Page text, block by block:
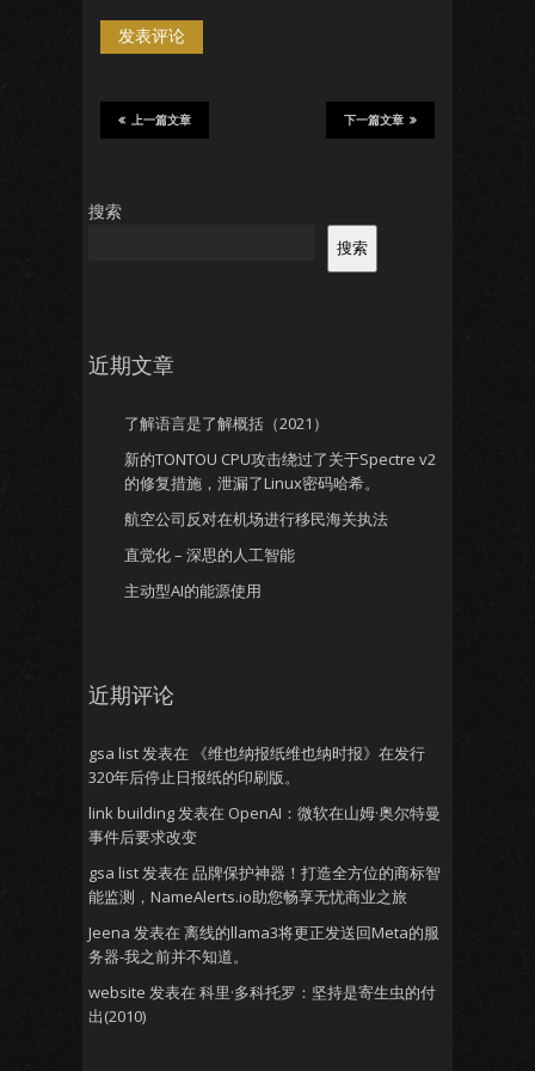
下一篇文章
上一篇文章
搜索
搜索
近期文章
了解语言是了解概括（2021）
新的TONTOU CPU攻击绕过了关于Spectre v2
的修复措施，泄漏了Linux密码哈希。
航空公司反对在机场进行移民海关执法
直觉化 – 深思的人工智能
主动型AI的能源使用
近期评论
gsa list发表在
《维也纳报纸维也纳时报》在发行
320年后停止日报纸的印刷版。
link building发表在 OpenAI：微软在山姆·奥尔特曼
事件后要求改变
gsa list发表在 品牌保护神器！打造全方位的商标智
能监测，NameAlerts.io助您畅享无忧商业之旅
Jeena 发表在 离线的llama3将更正发送回Meta的服
务器-我之前并不知道。
website 发表在 科里·多科托罗：坚持是寄生虫的付
出(2010)